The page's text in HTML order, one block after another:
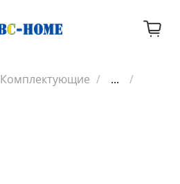
Комплектующие
...